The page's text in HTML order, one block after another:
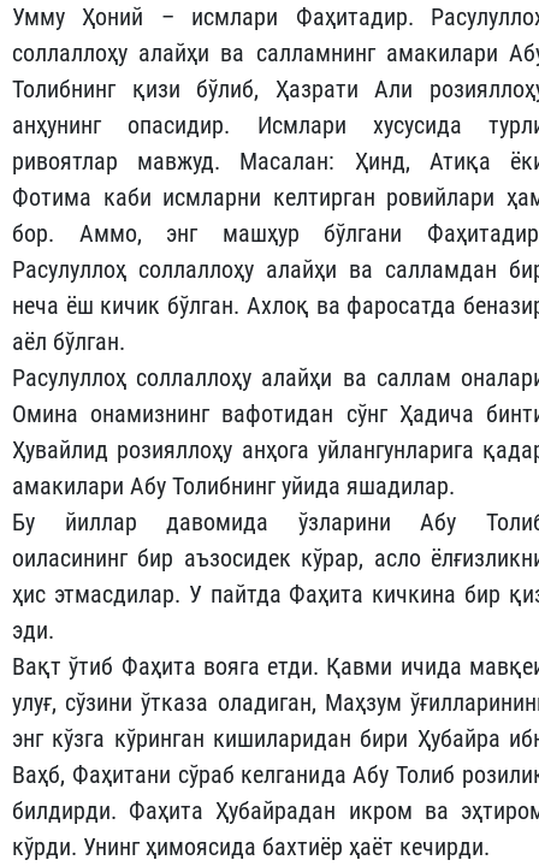
Умму Ҳоний – исмлари Фаҳитадир.
соллаллоҳу алайҳи ва салламнинг амакилари
Толибнинг қизи бўлиб, Ҳазрати Али
анҳунинг опасидир. Исмлари хусусида
ривоятлар мавжуд. Масалан: Ҳинд, Атиқа
Фотима каби исмларни келтирган ровийлари
бор. Аммо, энг машҳур бўлгани
Расулуллоҳ соллаллоҳу алайҳи ва салламдан
неча ёш кичик бўлган. Ахлоқ ва фаросатда
аёл бўлган.
Расулуллоҳ соллаллоҳу алайҳи ва саллам
Омина онамизнинг вафотидан сўнг Ҳадича
Ҳувайлид розияллоҳу анҳога уйлангунларига
амакилари Абу Толибнинг уйида яшадилар.
Бу йиллар давомида ўзларини Абу
оиласининг бир аъзосидек кўрар, асло
ҳис этмасдилар. У пайтда Фаҳита кичкина бир
эди.
Вақт ўтиб Фаҳита вояга етди. Қавми ичида
улуғ, сўзини ўтказа оладиган, Маҳзум
энг кўзга кўринган кишиларидан бири Ҳубайра
Ваҳб, Фаҳитани сўраб келганида Абу Толиб
билдирди. Фаҳита Ҳубайрадан икром ва
кўрди. Унинг ҳимоясида бахтиёр ҳаёт кечирди.